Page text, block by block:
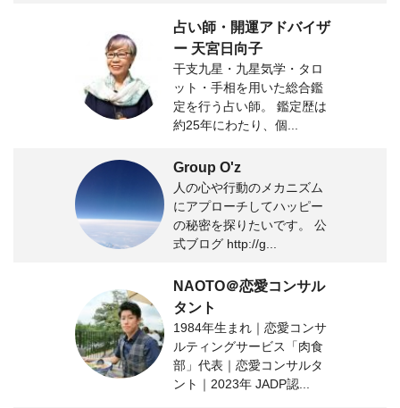
占い師・開運アドバイザ
ー 天宮日向子
干支九星・九星気学・タロ
ット・手相を用いた総合鑑
定を行う占い師。 鑑定歴は
約25年にわたり、個...
Group O'z
人の心や行動のメカニズム
にアプローチしてハッピー
の秘密を探りたいです。 公
式ブログ http://g...
NAOTO＠恋愛コンサル
タント
1984年生まれ｜恋愛コンサ
ルティングサービス「肉食
部」代表｜恋愛コンサルタ
ント｜2023年 JADP認...